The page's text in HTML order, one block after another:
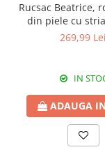
Rucsac Beatrice,
din piele cu
269,99 Lei
IN
ADAUGA